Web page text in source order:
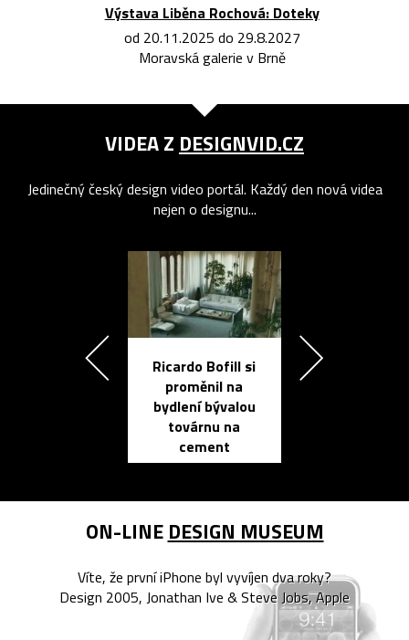
Výstava Liběna Rochová: Doteky
od 20.11.2025 do 29.8.2027
Moravská galerie v Brně
VIDEA Z DESIGNVID.CZ
Jedinečný český design video portál. Každý den nová videa
nejen o designu...
Ricardo Bofill si
proměnil na
bydlení bývalou
továrnu na
cement
ON-LINE DESIGN MUSEUM
Víte, že první iPhone byl vyvíjen dva roky?
Design 2005, Jonathan Ive & Steve Jobs, Apple